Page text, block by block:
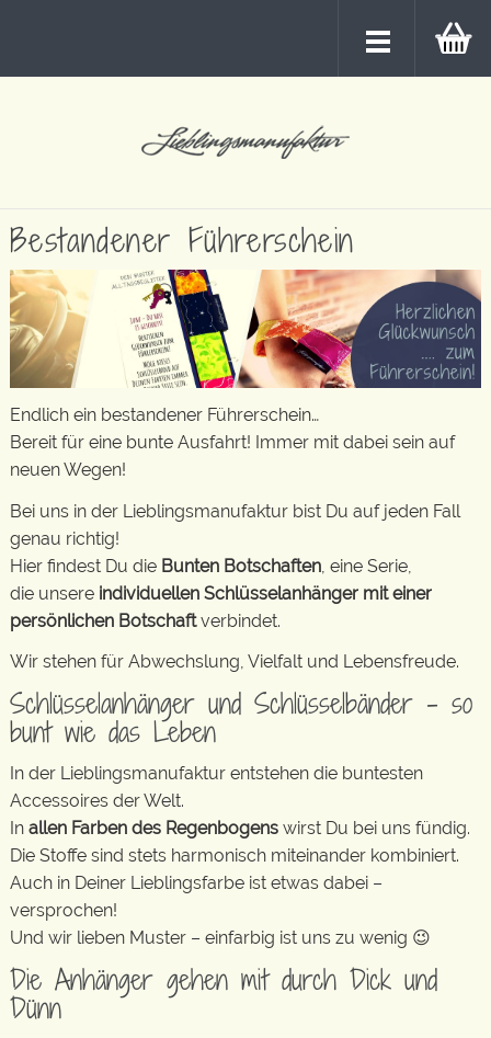
Bestandener Führerschein
Endlich ein bestandener Führerschein…
Bereit für eine bunte Ausfahrt! Immer mit dabei sein auf
neuen Wegen!
Bei uns in der Lieblingsmanufaktur bist Du auf jeden Fall
genau richtig!
Hier findest Du die Bunten Botschaften , eine Serie,
die unsere individuellen Schlüsselanhänger mit einer
persönlichen Botschaftverbindet.
Wir stehen für Abwechslung, Vielfalt und Lebensfreude.
Schlüsselanhänger und Schlüsselbänder – so
bunt wie das Leben
In der Lieblingsmanufaktur entstehen die buntesten
Accessoires der Welt.
In allen Farben des Regenbogens wirst Du bei uns fündig.
Die Stoffe sind stets harmonisch miteinander kombiniert.
Auch in Deiner Lieblingsfarbe ist etwas dabei –
versprochen!
Und wir lieben Muster – einfarbig ist uns zu wenig 😉
Die Anhänger gehen mit durch Dick und
Dünn